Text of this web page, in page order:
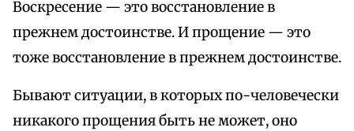
Воскресение — это восстановление в
прежнем достоинстве. И прощение — это
тоже восстановление в прежнем достоинстве.
Бывают ситуации, в которых по-человечески
никакого прощения быть не может, оно